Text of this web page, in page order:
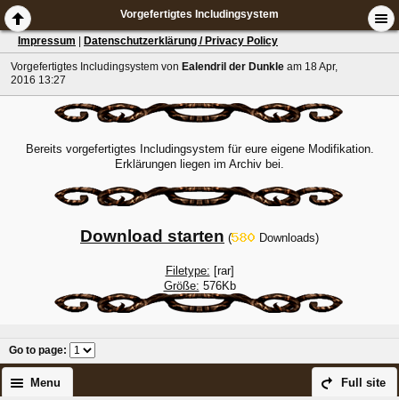
Vorgefertigtes Includingsystem
Impressum Datenschutzerklärung / Privacy Policy
Vorgefertigtes Includingsystem von Ealendril der Dunkle am 18 Apr,
2016 13:27
Bereits vorgefertigtes Includingsystem für eure eigene Modifikation.
Erklärungen liegen im Archiv bei.
Download starten ( Downloads)
Filetype: [rar]
Größe: 576Kb
Go to page:
Full site
Menu